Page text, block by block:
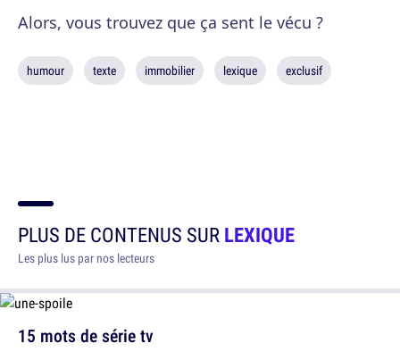
Alors, vous trouvez que ça sent le vécu ?
humour texte immobilier lexique exclusif
PLUS DE CONTENUS SURLEXIQUE
Les plus lus par nos lecteurs
15 mots de série tv